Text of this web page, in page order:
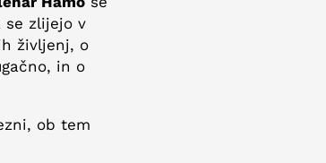
se zlijejo v
življenj, o
in o
ob tem